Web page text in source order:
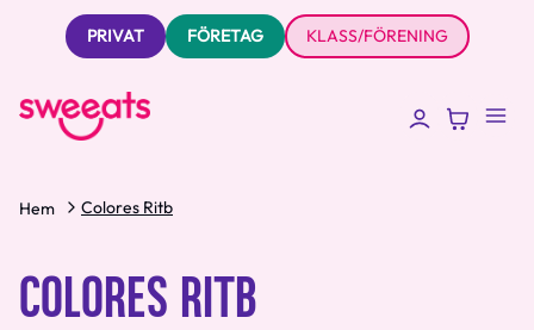
PRIVAT FÖRETAG KLASS/FÖRENING
Hem Colores Ritb
COLORES RITB